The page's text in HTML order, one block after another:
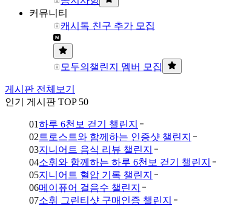
커뮤니티
캐시톡 친구 추가 모집
모두의챌린지 멤버 모집
게시판 전체보기
인기 게시판 TOP 50
01하루 6천보 걷기 챌린지
02 트로스트와 함께하는 인증샷 챌린지
03지니어트 음식 리뷰 챌린지
04소휘와 함께하는 하루 6천보 걷기 챌린지
05지니어트 혈압 기록 챌린지
06메이퓨어 걸음수 챌린지
07소휘 그린티샷 구매인증 챌린지